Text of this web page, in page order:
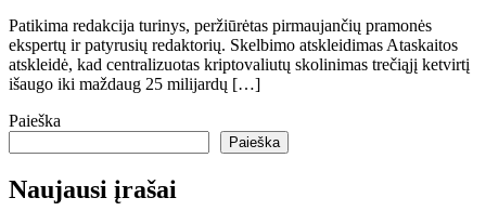
Patikima redakcija turinys, peržiūrėtas pirmaujančių pramonės
ekspertų ir patyrusių redaktorių. Skelbimo atskleidimas Ataskaitos
atskleidė, kad centralizuotas kriptovaliutų skolinimas trečiąjį ketvirtį
išaugo iki maždaug 25 milijardų […]
Paieška
Paieška
Naujausi įrašai